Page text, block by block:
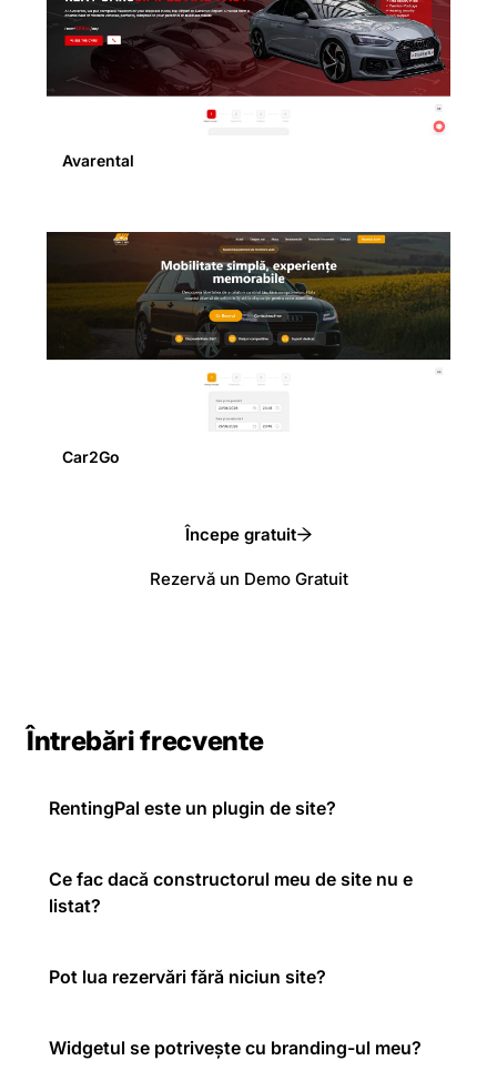
Avarental
Car2Go
Începe gratuit
Rezervă un Demo Gratuit
Întrebări frecvente
RentingPal este un plugin de site?
Ce fac dacă constructorul meu de site nu e
listat?
Pot lua rezervări fără niciun site?
Widgetul se potrivește cu branding-ul meu?